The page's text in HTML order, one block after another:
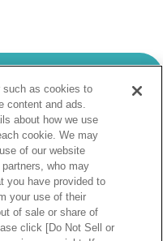
設定について
関係会社
such as cookies to
content and ads.
about how we use
cookie. We may
of our website
who may
you have provided to
your use of their
of sale or share of
click [Do Not Sell or